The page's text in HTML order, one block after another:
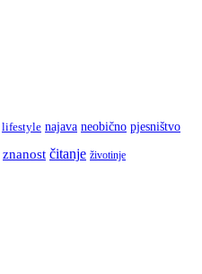
lifestyle najava neobično pjesništvo
znanost čitanje životinje